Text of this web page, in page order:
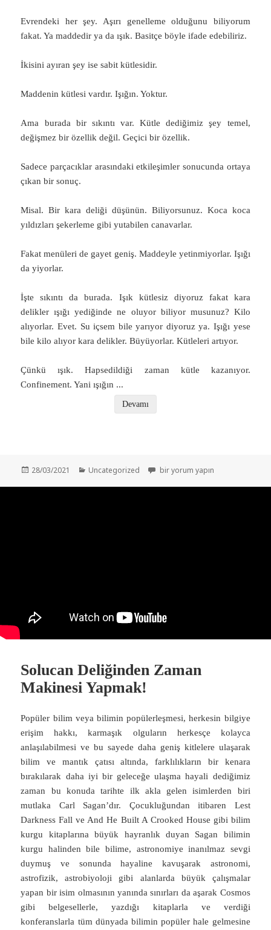
Evrendeki her şey. Aşırı genelleme olduğunu biliyorum
fakat. Ya maddedir ya da ışık. Basitçe böyle ifade edebiliriz.
İkisini ayıran şey ise sabit kütlesidir.
Maddenin kütlesi vardır. Işığın. Yoktur.
Ama burada bir sıkıntı var. Kütle dediğimiz şey temel,
değişmez bir özellik değil. Geçici bir özellik.
Sadece parçacıklar arasındaki etkileşimler sonucunda ortaya
çıkan bir sonuç.
Misal. Bir kara deliği düşünün. Biliyorsunuz. Koca koca
yıldızları şekerleme gibi yutabilen canavarlar.
Fakat menüleri de gayet geniş. Maddeyle yetinmiyorlar. Işığı
da yiyorlar.
İşte sıkıntı da burada. Işık kütlesiz diyoruz fakat kara
delikler ışığı yediğinde ne oluyor biliyor musunuz? Kilo
alıyorlar. Evet. Su içsem bile yarıyor diyoruz ya. Işığı yese
bile kilo alıyor kara delikler. Büyüyorlar. Kütleleri artıyor.
Çünkü ışık. Hapsedildiği zaman kütle kazanıyor.
Confinement. Yani ışığın ...
Devamı
Yayın
28/03/2021 Kategoriler
Uncategorized İnsan Işık Olarak Doğsaydı? –
bir yorum yapın
Solucan Deliğinden Zaman
Makinesi Yapmak!
Popüler bilim veya bilimin popülerleşmesi, herkesin bilgiye
erişim hakkı, karmaşık olguların herkesçe kolayca
anlaşılabilmesi ve bu sayede daha geniş kitlelere ulaşarak
bilim ve mantık çatısı altında, farklılıkların bir kenara
bırakılarak daha iyi bir geleceğe ulaşma hayali dediğimiz
zaman bu konuda tarihte ilk akla gelen isimlerden biri
mutlaka Carl Sagan’dır. Çocukluğundan itibaren Lest
Darkness Fall ve And He Built A Crooked House gibi bilim
kurgu kitaplarına büyük hayranlık duyan Sagan bilimin
kurgu halinden bile bilime, astronomiye inanılmaz sevgi
duymuş ve sonunda hayaline kavuşarak astronomi,
astrofizik, astrobiyoloji gibi alanlarda büyük çalışmalar
yapan bir isim olmasının yanında sınırları da aşarak Cosmos
gibi belgesellerle, yazdığı kitaplarla ve verdiği
konferanslarla tüm dünyada bilimin popüler hale gelmesine